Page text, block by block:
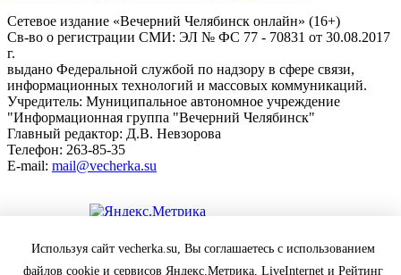
Сетевое издание «Вечерний Челябинск онлайн» (16+)
Cв-во о регистрации СМИ: ЭЛ № ФС 77 - 70831 от 30.08.2017
г.
выдано Федеральной службой по надзору в сфере связи,
информационных технологий и массовых коммуникаций.
Учредитель: Муниципальное автономное учреждение
"Информационная группа "Вечерний Челябинск"
Главный редактор: Д.В. Невзорова
Телефон: 263-85-35
E-mail: mail@vecherka.su
Все права защищены и охраняются законом.
Используя сайт vecherka.su, Вы соглашаетесь с использованием
файлов cookie и сервисов Яндекс.Метрика, LiveInternet и Рейтинг